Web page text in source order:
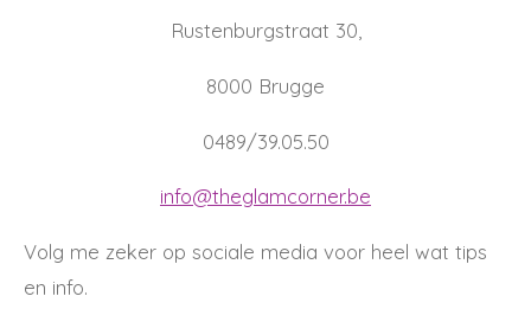
Rustenburgstraat 30,
8000 Brugge
0489/39.05.50
info@theglamcorner.be
Volg me zeker op sociale media voor heel wat tips
en info.